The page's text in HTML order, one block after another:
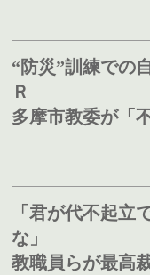
“防災”訓練での
Ｒ
多摩市教委が「
「君が代不起立
な」
教職員らが最高